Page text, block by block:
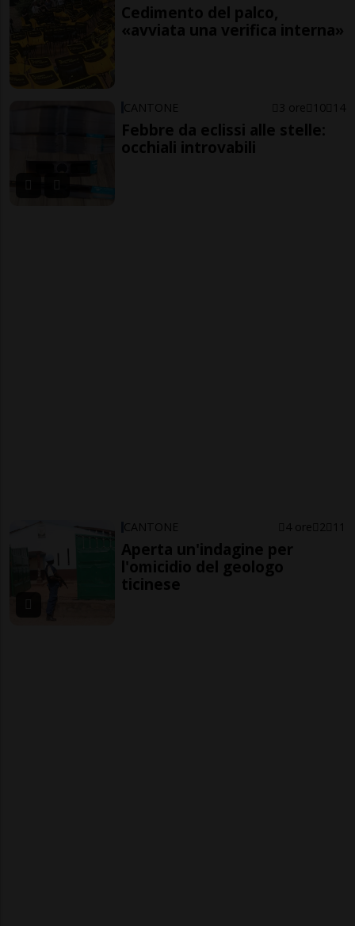
Cedimento del palco,
«avviata una verifica interna»
CANTONE 3 ore 10 14
Febbre da eclissi alle stelle:
occhiali introvabili
CANTONE 4 ore 2 11
Aperta un'indagine per
l'omicidio del geologo
ticinese